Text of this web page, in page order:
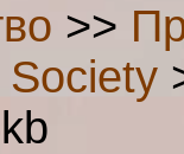
>>